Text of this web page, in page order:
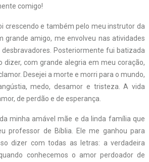
comigo!
crescendo e também pelo meu instrutor da
grande amigo, me envolveu nas atividades
desbravadores. Posteriormente fui batizada
dizer, com grande alegria em meu coração,
Desejei a morte e morri para o mundo,
medo, desamor e tristeza. A vida
de perdão e de esperança.
minha amável mãe e da linda família que
professor de Bíblia. Ele me ganhou para
dizer com todas as letras: a verdadeira
conhecemos o amor perdoador de